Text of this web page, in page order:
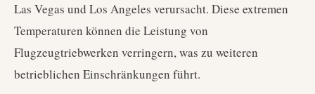
Las Vegas und Los Angeles verursacht. Diese extremen
Temperaturen können die Leistung von
Flugzeugtriebwerken verringern, was zu weiteren
betrieblichen Einschränkungen führt.